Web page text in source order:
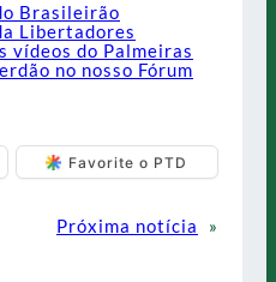
Brasileirão
Libertadores
vídeos do Palmeiras
no nosso Fórum
Favorite o PTD
Próxima notícia
»